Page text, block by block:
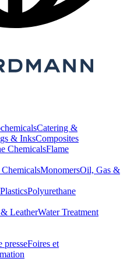
Catering &
& InksComposites
ChemicalsFlame
MonomersOil, Gas &
PlasticsPolyurethane
LeatherWater Treatment
presseFoires et